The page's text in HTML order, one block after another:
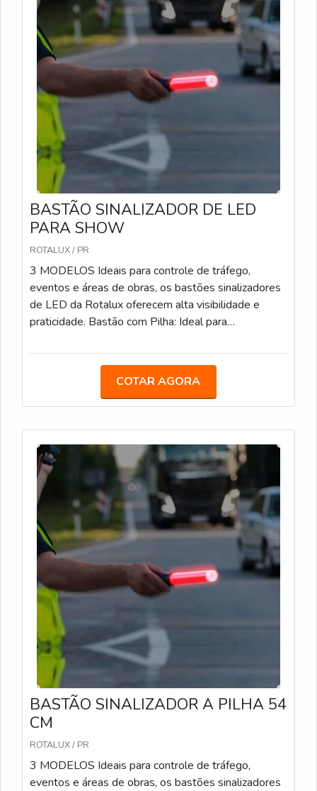
BASTÃO SINALIZADOR DE LED
PARA SHOW
ROTALUX / PR
3 MODELOS Ideais para controle de tráfego,
eventos e áreas de obras, os bastões sinalizadores
de LED da Rotalux oferecem alta visibilidade e
praticidade. Bastão com Pilha: Ideal para
alimentação por pilha. Bastão Recarregável: Com
sustentável para áreas de obras e controle de
tráfego. Bastão com Lanterna: Com LED integrado e
baixa visibilidade.
COTAR AGORA
BASTÃO SINALIZADOR A PILHA 54
CM
ROTALUX / PR
3 MODELOS Ideais para controle de tráfego,
eventos e áreas de obras, os bastões sinalizadores